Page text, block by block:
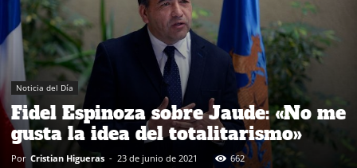
Noticia del Día
Fidel Espinoza sobre Jaude: «No me
gusta la idea del totalitarismo»
Por Cristian Higueras - 23 de junio de 2021 662